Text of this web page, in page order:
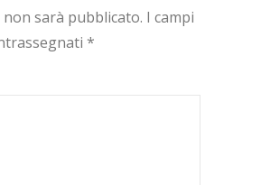
sarà pubblicato. I campi
*